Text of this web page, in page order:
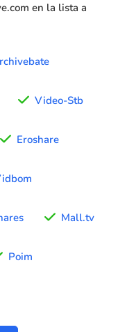
en la lista a
Video-Stb
Eroshare
Mall.tv
Poim